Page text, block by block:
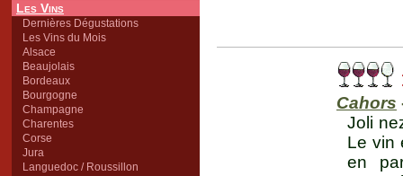
Les Vins
Dernières Dégustations
Les Vins du Mois
Alsace
Beaujolais
Bordeaux
Bourgogne
Champagne
Charentes
Corse
Jura
Languedoc / Roussillon
Cahors
Joli
Le vin
en